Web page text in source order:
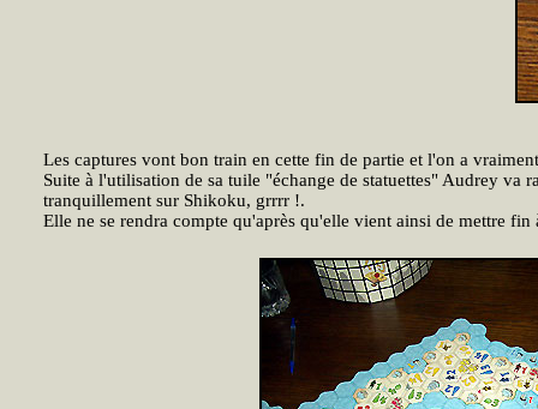
Les captures vont bon train en cette fin de partie et l'on a
Suite à l'utilisation de sa tuile "échange de statuettes" Audrey va
tranquillement sur Shikoku, grrrr !.
Elle ne se rendra compte qu'après qu'elle vient ainsi de mettre fin